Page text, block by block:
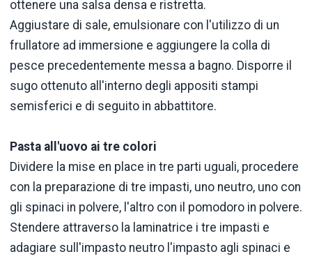
ottenere una salsa densa e ristretta.
Aggiustare di sale, emulsionare con l'utilizzo di un
frullatore ad immersione e aggiungere la colla di
pesce precedentemente messa a bagno. Disporre il
sugo ottenuto all'interno degli appositi stampi
semisferici e di seguito in abbattitore.
Pasta all'uovo ai tre colori
Dividere la mise en place in tre parti uguali, procedere
con la preparazione di tre impasti, uno neutro, uno con
gli spinaci in polvere, l'altro con il pomodoro in polvere.
Stendere attraverso la laminatrice i tre impasti e
adagiare sull'impasto neutro l'impasto agli spinaci e